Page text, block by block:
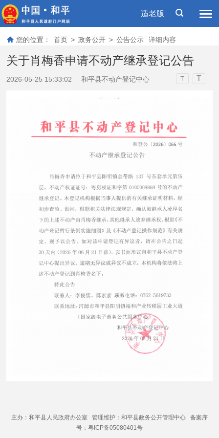
适老版
您的位置： 首页 > 政务公开 > 公告公示 详细内容
关于肖梅香申请不动产继承登记公告
2026-05-25 15:33:02 和平县不动产登记中心 T T
主办：和平县人民政府办公室 管理维护：和平县政务公开管理中心 备案序
号：粤ICP备05080401号